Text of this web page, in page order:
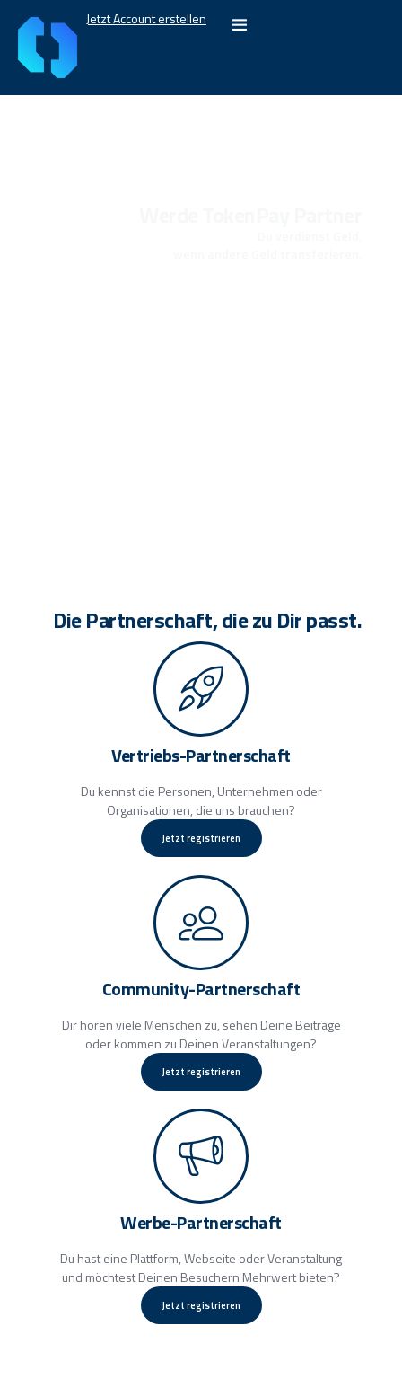
Jetzt Account erstellen
Vertriebs-Partnerschaft
Du kennst die Personen, Unternehmen oder
Organisationen, die uns brauchen?
Jetzt registrieren
Community-Partnerschaft
Dir hören viele Menschen zu, sehen Deine Beiträge
oder kommen zu Deinen Veranstaltungen?
Jetzt registrieren
Werbe-Partnerschaft
Du hast eine Plattform, Webseite oder Veranstaltung
und möchtest Deinen Besuchern Mehrwert bieten?
Jetzt registrieren
Die Partnerschaft, die zu Dir passt.